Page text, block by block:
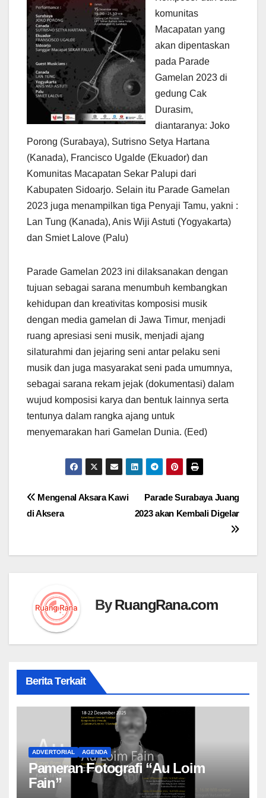
komunitas
Macapatan yang
akan dipentaskan
pada Parade
Gamelan 2023 di
gedung Cak
Durasim,
diantaranya: Joko
Porong (Surabaya), Sutrisno Setya Hartana
(Kanada), Francisco Ugalde (Ekuador) dan
Komunitas Macapatan Sekar Palupi dari
Kabupaten Sidoarjo. Selain itu Parade Gamelan
2023 juga menampilkan tiga Penyaji Tamu, yakni :
Lan Tung (Kanada), Anis Wiji Astuti (Yogyakarta)
dan Smiet Lalove (Palu)
Parade Gamelan 2023 ini dilaksanakan dengan
tujuan sebagai sarana menumbuh kembangkan
kehidupan dan kreativitas komposisi musik
dengan media gamelan di Jawa Timur, menjadi
ruang apresiasi seni musik, menjadi ajang
silaturahmi dan jejaring seni antar pelaku seni
musik dan juga masyarakat seni pada umumnya,
sebagai sarana rekam jejak (dokumentasi) dalam
wujud komposisi karya dan bentuk lainnya serta
tentunya dalam rangka ajang untuk
menyemarakan hari Gamelan Dunia. (Eed)
Navigasi
Parade Surabaya Juang
2023 akan Kembali Digelar
Mengenal Aksara Kawi
di Aksera
ByRuangRana.com
Berita Terkait
ADVERTORIAL AGENDA
Pameran Fotografi “Au Loim
Fain”